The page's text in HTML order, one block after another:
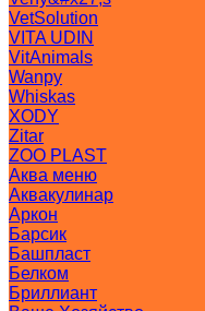
VetSolution
VITA UDIN
VitAnimals
Wanpy
Whiskas
XODY
Zitar
ZOO PLAST
Аква меню
Аквакулинар
Аркон
Барсик
Башпласт
Белком
Бриллиант